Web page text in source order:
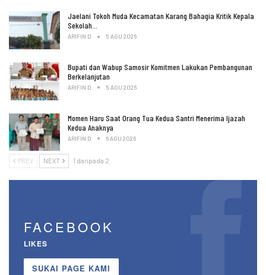
Jaelani Tokoh Muda Kecamatan Karang Bahagia Kritik Kepala
Sekolah…
ARIFIN D 5 AGU 2026
Bupati dan Wabup Samosir Komitmen Lakukan Pembangunan
Berkelanjutan
ARIFIN D 5 AGU 2026
Momen Haru Saat Orang Tua Kedua Santri Menerima Ijazah
Kedua Anaknya
ARIFIN D 6 AGU 2026
PREV NEXT 1 daripada 2
FACEBOOK
LIKES
SUKAI PAGE KAMI